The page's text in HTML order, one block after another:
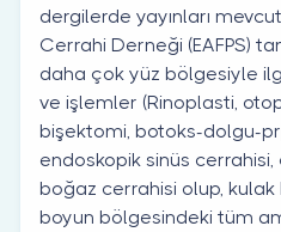
dergilerde yayınları
Cerrahi Derneği (EAFPS)
daha çok yüz bölgesiyle
ve işlemler (Rinoplasti,
bişektomi, botoks-dolgu-
endoskopik sinüs
boğaz cerrahisi olup,
boyun bölgesindeki tüm